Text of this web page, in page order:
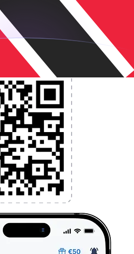
Convertissez des devises,
de taux et transférez de
frais cachés. Téléchargez
!